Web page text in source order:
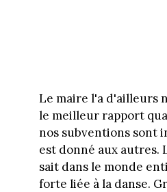
Le maire l'a d'ailleurs
le meilleur rapport
nos subventions sont
est donné aux autres.
sait dans le monde
forte liée à la danse.